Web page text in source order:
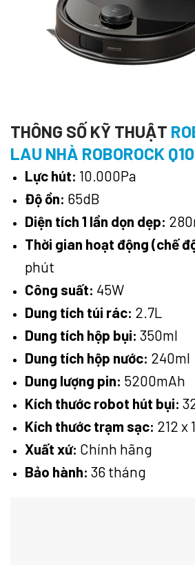
THÔNG SỐ KỸ THUẬT
LAU NHÀ ROBOROCK
Lực hút: 10.000Pa
Độ ồn: 65dB
Diện tích 1 lần dọn dẹp:
Thời gian hoạt động (chế
phút
Công suất: 45W
Dung tích túi rác: 2.7L
Dung tích hộp bụi: 350ml
Dung tích hộp nước: 240ml
Dung lượng pin: 5200mAh
Kích thước robot hút bụi:
Kích thước trạm sạc: 212 x
Xuất xứ: Chính hãng
Bảo hành: 36 tháng